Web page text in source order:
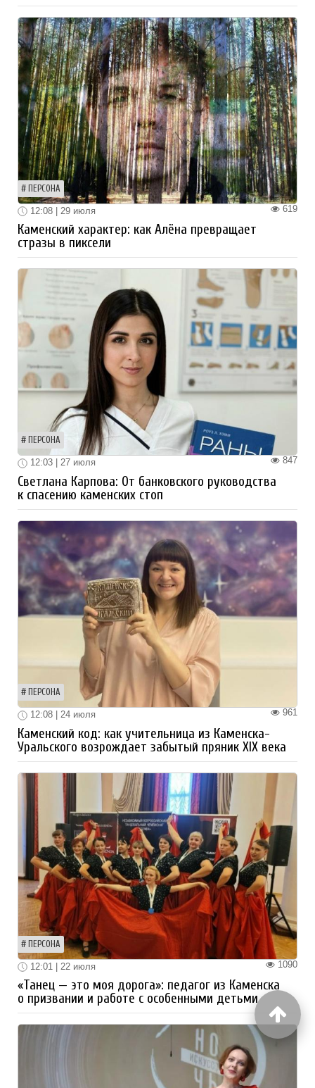
ПЕРСОНА
619
12:08 | 29 июля
Каменский характер: как Алёна превращает
стразы в пиксели
ПЕРСОНА
847
12:03 | 27 июля
Светлана Карпова: От банковского руководства
к спасению каменских стоп
ПЕРСОНА
961
12:08 | 24 июля
Каменский код: как учительница из Каменска-
Уральского возрождает забытый пряник XIX века
ПЕРСОНА
1090
12:01 | 22 июля
«Танец — это моя дорога»: педагог из Каменска
о призвании и работе с особенными детьми